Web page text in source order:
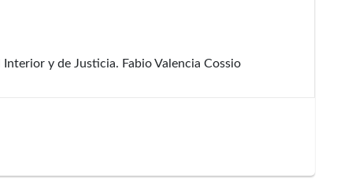
y de Justicia. Fabio Valencia Cossio